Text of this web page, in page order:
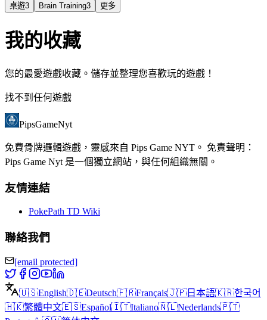
桌遊3 Brain Training3 更多
我的收藏
您的最愛遊戲收藏。儲存並整理您喜歡玩的遊戲！
找不到任何遊戲
PipsGameNyt
免費骨牌邏輯遊戲，靈感來自 Pips Game NYT。 免責聲明：
Pips Game Nyt 是一個獨立網站，與任何組織無關。
友情連結
PokePath TD Wiki
聯絡我們
[email protected]
🇺🇸English🇩🇪Deutsch🇫🇷Français🇯🇵 日本語🇰🇷한국어
🇭🇰繁體中文🇪🇸Español🇮🇹Italiano🇳🇱Nederlands🇵🇹